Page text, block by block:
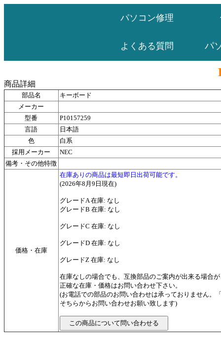
パソコン修理
よくある質問 パ
商品詳細
部品名
キーボード
メーカー
型番
P10157259
言語
日本語
色
白系
採用メーカー
NEC
備考・その他特徴
価格・在庫
在庫ありの商品は最短即日出荷可能です。
(2026年8月9日現在)
グレードA 在庫: なし
グレードB 在庫: なし
グレードC 在庫: なし
グレードD 在庫: なし
グレードZ 在庫: なし
在庫なしの場合でも、互換部品のご案内が出来る場合
正確な在庫・価格はお問い合わせ下さい。
(お電話での部品のお問い合わせは承っておりません。
そちらからお問い合わせお願い致します)